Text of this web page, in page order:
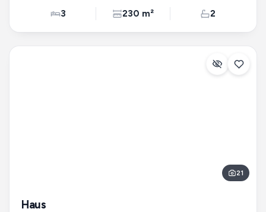
3 230 m² 2
21
Haus